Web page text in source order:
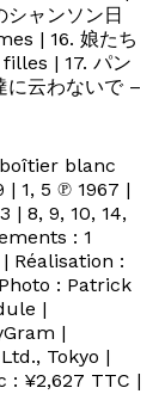
ャンソン日
| 16. 娘たち
| 17. パン
に云わないで –
blanc
| 1, 5 ℗ 1967 |
| 8, 9, 10, 14,
: 1
Réalisation :
: Patrick
|
|
Tokyo |
: ¥2,627 TTC |